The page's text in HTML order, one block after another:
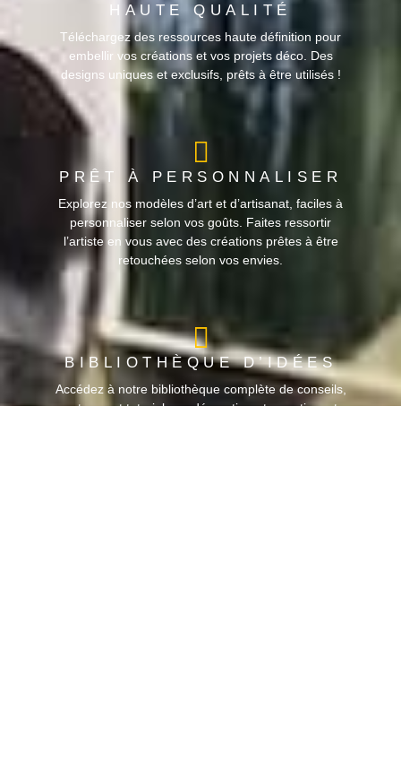
HAUTE QUALITÉ
Téléchargez des ressources haute définition pour
embellir vos créations et vos projets déco. Des
designs uniques et exclusifs, prêts à être utilisés !
PRÊT À PERSONNALISER
Explorez nos modèles d’art et d’artisanat, faciles à
personnaliser selon vos goûts. Faites ressortir
l’artiste en vous avec des créations prêtes à être
retouchées selon vos envies.
BIBLIOTHÈQUE D’IDÉES
Accédez à notre bibliothèque complète de conseils,
astuces et tutoriels en décoration et en artisanat